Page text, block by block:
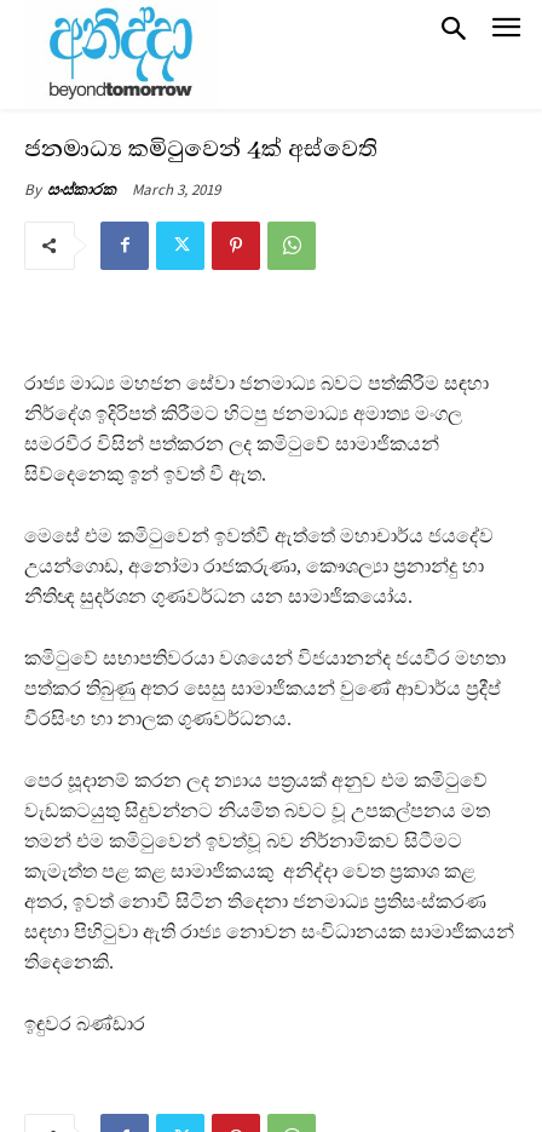
ජනමාධ්‍ය කමිටුවෙන් 4ක් අස්වෙති
By සංස්කාරක March 3, 2019
රාජ්‍ය මාධ්‍ය මහජන සේවා ජනමාධ්‍ය බවට පත්කිරීම සඳහා
නිර්දේශ ඉදිරිපත් කිරීමට හිටපු ජනමාධ්‍ය අමාත්‍ය මංගල
සමරවීර විසින් පත්කරන ලද කමිටුවේ සාමාජිකයන්
සිව්දෙනෙකු ඉන් ඉවත් වී ඇත.
මෙසේ එම කමිටුවෙන් ඉවත්වී ඇත්තේ මහාචාර්ය ජයදේව
උයන්ගොඩ, අනෝමා රාජකරුණා, කෞශල්‍යා ප්‍රනාන්දු හා
නීතිඥ සුදර්ශන ගුණවර්ධන යන සාමාජිකයෝය.
කමිටුවේ සභාපතිවරයා වශයෙන් විජයානන්ද ජයවීර මහතා
පත්කර තිබුණු අතර සෙසු සාමාජිකයන් වුණේ ආචාර්ය ප්‍රදීප්
වීරසිංහ හා නාලක ගුණවර්ධනය.
පෙර සූදානම් කරන ලද න්‍යාය පත්‍රයක් අනුව එම කමිටුවේ
වැඩකටයුතු සිදුවන්නට නියමිත බවට වූ උපකල්පනය මත
තමන් එම කමිටුවෙන් ඉවත්වූ බව නිර්නාමිකව සිටීමට
කැමැත්ත පළ කළ සාමාජිකයකු අනිද්දා වෙත ප්‍රකාශ කළ
අතර, ඉවත් නොවී සිටින තිදෙනා ජනමාධ්‍ය ප්‍රතිසංස්කරණ
සඳහා පිහිටුවා ඇති රාජ්‍ය නොවන සංවිධානයක සාමාජිකයන්
තිදෙනෙකි.
ඉඳුවර බණ්ඩාර